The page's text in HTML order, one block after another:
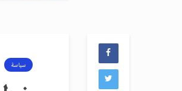
سياسة